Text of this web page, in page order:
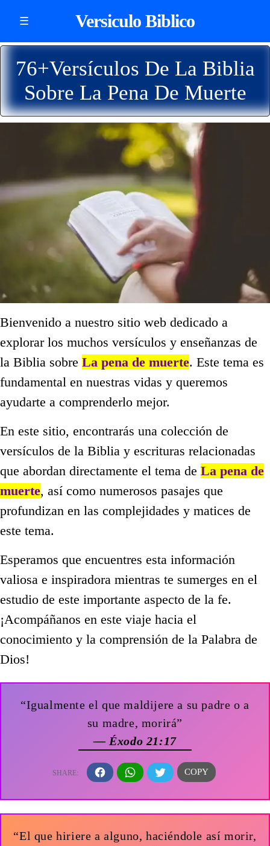
☰ Versiculo Biblico
76+Versículos De La Biblia
Sobre La Pena De Muerte
Bienvenido a nuestro sitio web dedicado a
explorar los muchos versículos y enseñanzas de
la Biblia sobre La pena de muerte. Este tema es
fundamental en nuestras vidas y queremos
ayudarte a comprenderlo mejor.
En este sitio, encontrarás una colección de
versículos de la Biblia y escrituras relacionadas
que abordan directamente el tema de La pena de
muerte, así como numerosos pasajes que
profundizan en las complejidades y matices de
este tema.
Esperamos que encuentres esta información
valiosa e inspiradora mientras te sumerges en el
estudio de este importante aspecto de la fe.
¡Acompáñanos en este viaje hacia el
conocimiento y la comprensión de la Palabra de
Dios!
“Igualmente el que maldijere a su padre o a
su madre, morirá”
— Éxodo 21:17
“El que hiriere a alguno, haciéndole así morir,